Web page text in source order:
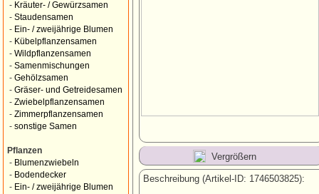
- Kräuter- / Gewürzsamen
- Staudensamen
- Ein- / zweijährige Blumen
- Kübelpflanzensamen
- Wildpflanzensamen
- Samenmischungen
- Gehölzsamen
- Gräser- und Getreidesamen
- Zwiebelpflanzensamen
- Zimmerpflanzensamen
- sonstige Samen
Pflanzen
- Blumenzwiebeln
- Bodendecker
- Ein- / zweijährige Blumen
Vergrößern
Beschreibung (Artikel-ID: 1746503825):